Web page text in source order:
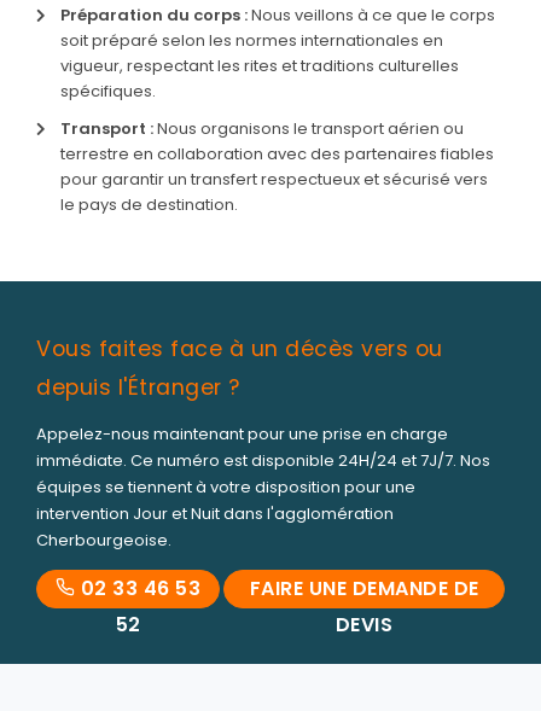
Préparation du corps :Nous veillons à ce que le corps
soit préparé selon les normes internationales en
vigueur, respectant les rites et traditions culturelles
spécifiques.
Transport :Nous organisons le transport aérien ou
terrestre en collaboration avec des partenaires fiables
pour garantir un transfert respectueux et sécurisé vers
le pays de destination.
Vous faites face à un décès vers ou
depuis l'Étranger ?
Appelez-nous maintenant pour une prise en charge
immédiate. Ce numéro est disponible 24H/24 et 7J/7. Nos
équipes se tiennent à votre disposition pour une
intervention Jour et Nuit dans l'agglomération
Cherbourgeoise.
02 33 46 53
52
FAIRE UNE DEMANDE DE
DEVIS